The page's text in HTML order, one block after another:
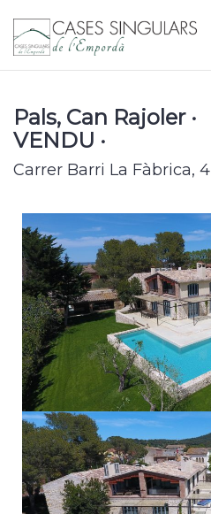
Pals, Can Rajoler ·
VENDU ·
Carrer Barri La Fàbrica, 4